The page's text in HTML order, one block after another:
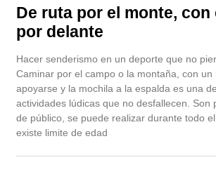
De ruta por el monte, con
por delante
Hacer senderismo en un deporte que no
Caminar por el campo o la montaña, con un
apoyarse y la mochila a la espalda es una
actividades lúdicas que no desfallecen. Son
de público, se puede realizar durante todo
existe limite de edad